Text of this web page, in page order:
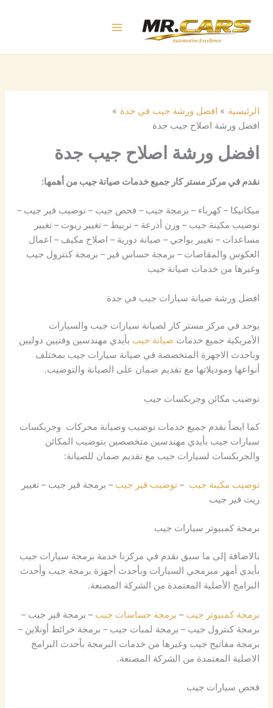
المحتوى
الرئيسية
افضل ورشة جيب في جدة
افضل ورشة اصلاح جيب جدة
افضل ورشة اصلاح جيب جدة
نقدم في مركز مستر كار جميع خدمات صيانة جيب من أهمها:
ميكانيكا – كهرباء – برمجة جيب – فحص جيب – توضيب قير جيب –
توضيب مكينة جيب – وزن أذرعة – تربيط – تغيير زيوت – تغيير
مساعدات – تغيير بواجي – صيانة دورية – اصلاح مكيف – اعمال
العكوس والمقاصات – برمجة حساس قير – برمجة كنترول جيب
وغيرها من خدمات صيانة جيب
افضل ورشة صيانة سيارات جيب في جدة
يوجد في مركز مستر كار لصيانة سيارات جيب والسيارات
الأمريكية جميع خدمات صيانة جيب بأيدي مهندسين وفنيين دوليين
وباحدث الاجهزة المتخصصة في صيانة سيارات جيب بمختلف
أنواعها وموديلاتها مع تقديم ضمان على الصيانة والتوضيب.
توضيب مكائن وجربكسات جيب
كما ايضاً نقدم جميع خدمات توضيب وصيانة محركات وجربكسات
سيارات جيب بأيدي مهندسين متخصصين بتوضيب المكائن
والجربكسات لسيارات جيب مع تقديم ضمان للصيانة:
توضيب مكينة جيب –توضيب قير جيب– برمجة قير جيب – تغيير
زيت قير جيب
برمجة كمبيوتر سيارات جيب
بالاضافة إلى ما سبق نقدم في مركزنا خدمة برمجة سيارات جيب
بأيدي أمهر مبرمجي السيارات وبأحدث أجهزة برمجة جيب وأحدث
البرامج الأصلية المعتمدة من الشركة المصنعة.
برمجة كمبيوتر جيب – برمجة حساسات جيب – برمجة قير جيب –
برمجة كنترول جيب – برمجة لمبات جيب – برمجة خرائط أونلاين –
برمجة مفاتيح جيب وغيرها من خدمات البرمجة بأحدث البرامج
الاصلية المعتمدة من الشركة المصنعة.
فحص سيارات جيب